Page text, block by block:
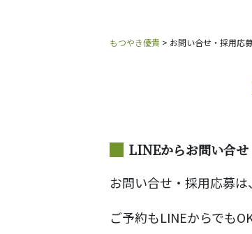
もつやき優貴 > お問い合せ・採用応
LINEからお問い合せ
お問い合せ・採用応募
ご予約もLINEからでも